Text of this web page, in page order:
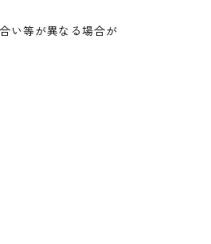
い等が異なる場合が